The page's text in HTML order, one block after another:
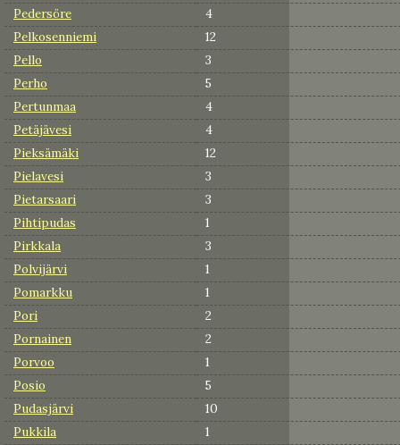
Pedersöre
4
Pelkosenniemi
12
Pello
3
Perho
5
Pertunmaa
4
Petäjävesi
4
Pieksämäki
12
Pielavesi
3
Pietarsaari
3
Pihtipudas
1
Pirkkala
3
Polvijärvi
1
Pomarkku
1
Pori
2
Pornainen
2
Porvoo
1
Posio
5
Pudasjärvi
10
Pukkila
1